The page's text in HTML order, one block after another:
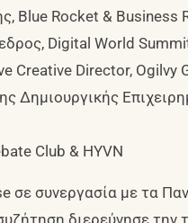
Blue Rocket & Business
Digital World
Creative Director, Ogilvy
Δημιουργικής
Club & HYVN
συνεργασία με τα
διερεύνησε την